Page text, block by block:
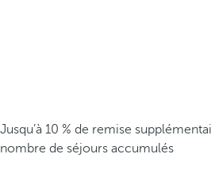
Jusqu’à 10 % de remise
nombre de séjours accumulés